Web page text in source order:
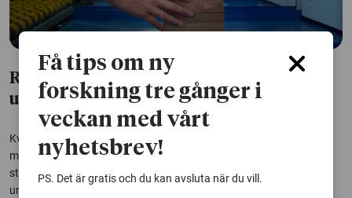
Risk för belastningsskador hos kvinnor
underskattas
Kvinnor måste ta i hårdare än män för att göra samma jobb – men
märker det inte själva. Det gör att risken för belastningsskador blir
större, särskilt i yrken där händerna används mycket. Skaderisken
underskattas dock vid vanlig bedömning genom självskattning.
Få tips om ny
forskning tre gånger i
veckan med vårt
nyhetsbrev!
PS. Det är gratis och du kan avsluta när du vill.